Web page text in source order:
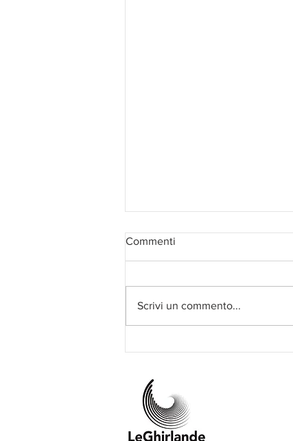
Commenti
Scrivi un commento...